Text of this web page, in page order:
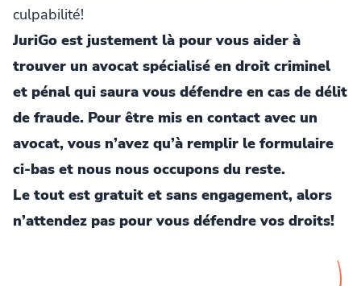
culpabilité!
JuriGo est justement là pour vous aider à
trouver un avocat spécialisé en droit criminel
et pénal qui saura vous défendre en cas de délit
de fraude. Pour être mis en contact avec un
avocat, vous n’avez qu’à remplir le formulaire
ci-bas et nous nous occupons du reste.
Le tout est gratuit et sans engagement, alors
n’attendez pas pour vous défendre vos droits!